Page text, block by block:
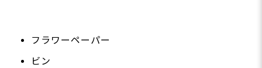
フラワーペーパー
ビン